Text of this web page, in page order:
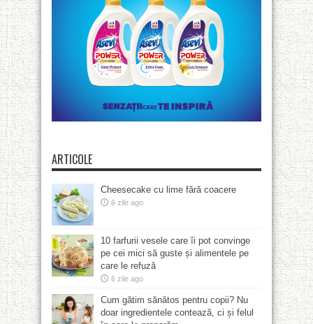
ARTICOLE
Cheesecake cu lime fără coacere
6 zile ago
10 farfurii vesele care îi pot convinge
pe cei mici să guste și alimentele pe
care le refuză
6 zile ago
Cum gătim sănătos pentru copii? Nu
doar ingredientele contează, ci și felul